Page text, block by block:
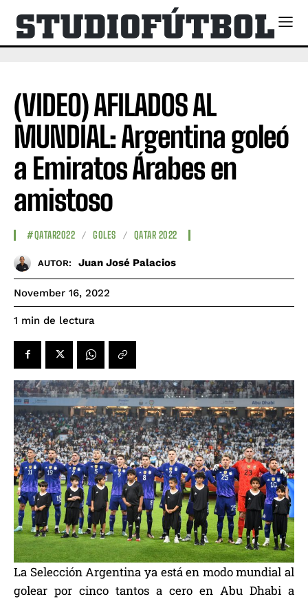
(VIDEO) AFILADOS AL
MUNDIAL: Argentina goleó
a Emiratos Árabes en
amistoso
#QATAR2022 GOLES QATAR 2022
AUTOR: Juan José Palacios
November 16, 2022
1 min de lectura
La Selección Argentina ya está en modo mundial al
golear por cinco tantos a cero en Abu Dhabi a